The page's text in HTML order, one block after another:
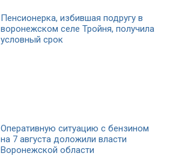
Пенсионерка, избившая подругу в
воронежском селе Тройня, получила
условный срок
Оперативную ситуацию с бензином
на 7 августа доложили власти
Воронежской области